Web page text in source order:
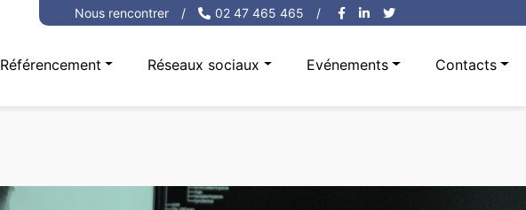
Nous rencontrer / 02 47 465 465 /
Référencement Réseaux sociaux Evénements Contacts